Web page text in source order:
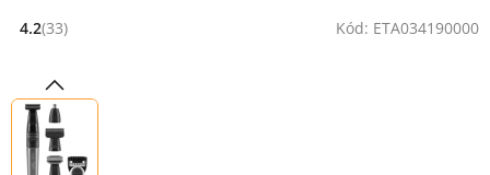
Hodnocení: 4.2 z 5 (33 recenzí)
4.2(33) Kód: ETA034190000